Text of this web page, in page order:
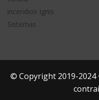
© Copyright 2019-2024